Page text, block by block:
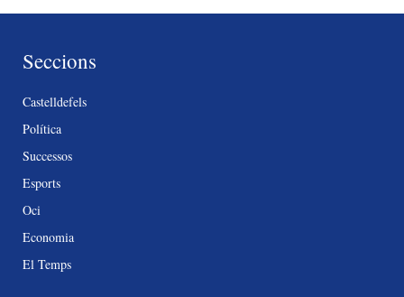
Seccions
Castelldefels
Política
Successos
Esports
Oci
Economia
El Temps